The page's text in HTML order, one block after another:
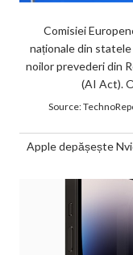
Comisiei
naționale din
noilor prevederi din
(AI Act).
Source:
Apple depășește